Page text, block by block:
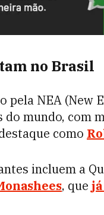
no Brasil
pela NEA (New
mundo, com
como
incluem a
, que